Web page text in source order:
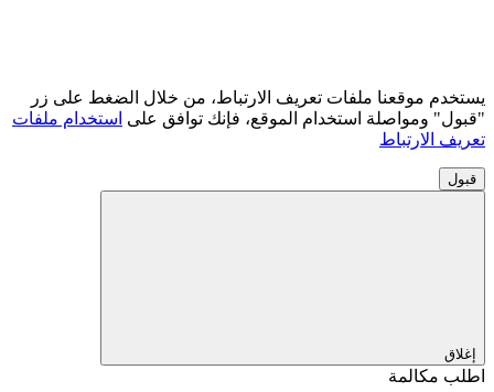
يستخدم موقعنا ملفات تعريف الارتباط، من خلال الضغط على زر
"قبول" ومواصلة استخدام الموقع، فإنك توافق على استخدام ملفات
تعريف الارتباط
قبول
إغلاق
اطلب مكالمة